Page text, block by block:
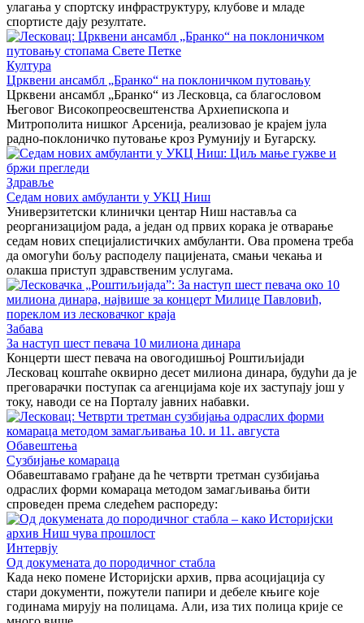
улагања у спортску инфраструктуру, клубове и младе
спортисте дају резултате.
Култура
Црквени ансамбл „Бранко“ на поклоничком путовању
Црквени ансамбл „Бранко“ из Лесковца, са благословом
Његовог Високопреосвештенства Архиепископа и
Митрополита нишког Арсенија, реализовао је крајем јула
радно-поклоничко путовање кроз Румунију и Бугарску.
Здравље
Седам нових амбуланти у УКЦ Ниш
Универзитетски клинички центар Ниш наставља са
реорганизацијом рада, а један од првих корака је отварање
седам нових специјалистичких амбуланти. Ова промена треба
да омогући бољу расподелу пацијената, смањи чекања и
олакша приступ здравственим услугама.
Забава
За наступ шест певача 10 милиона динара
Концерти шест певача на овогодишњој Роштиљијади
Лесковац коштаће оквирно десет милиона динара, будући да је
преговарачки поступак са агенцијама које их заступају још у
току, наводи се на Порталу јавних набавки.
Обавештења
Сузбијање комараца
Обавештавамо грађане да ће четврти третман сузбијања
одраслих форми комараца методом замагљивања бити
спроведен према следећем распореду:
Интервју
Од докумената до породичног стабла
Када неко помене Историјски архив, прва асоцијација су
стари документи, пожутели папири и дебеле књиге које
годинама мирују на полицама. Али, иза тих полица крије се